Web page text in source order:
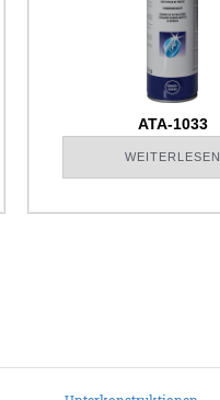
ATA-1033
WEITERLESEN